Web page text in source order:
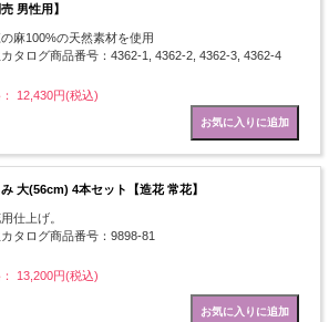
男性用】
麻100%の天然素材を使用
タログ商品番号：4362-1, 4362-2, 4362-3, 4362-4
12,430円(税込)
み 大(56cm) 4本セット【造花 常花】
仕上げ。
タログ商品番号：9898-81
13,200円(税込)